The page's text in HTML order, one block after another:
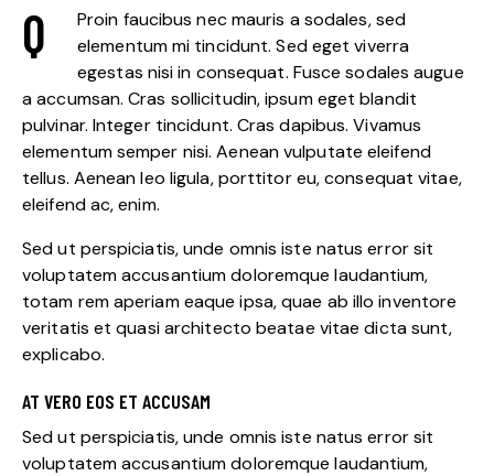
Q
Proin faucibus nec mauris a sodales, sed
elementum mi tincidunt. Sed eget viverra
egestas nisi in consequat. Fusce sodales augue
a accumsan. Cras sollicitudin, ipsum eget blandit
pulvinar. Integer tincidunt. Cras dapibus. Vivamus
elementum semper nisi. Aenean vulputate eleifend
tellus. Aenean leo ligula, porttitor eu, consequat vitae,
eleifend ac, enim.
Sed ut perspiciatis, unde omnis iste natus error sit
voluptatem accusantium doloremque laudantium,
totam rem aperiam eaque ipsa, quae ab illo inventore
veritatis et quasi architecto beatae vitae dicta sunt,
explicabo.
AT VERO EOS ET ACCUSAM
Sed ut perspiciatis, unde omnis iste natus error sit
voluptatem accusantium doloremque laudantium,